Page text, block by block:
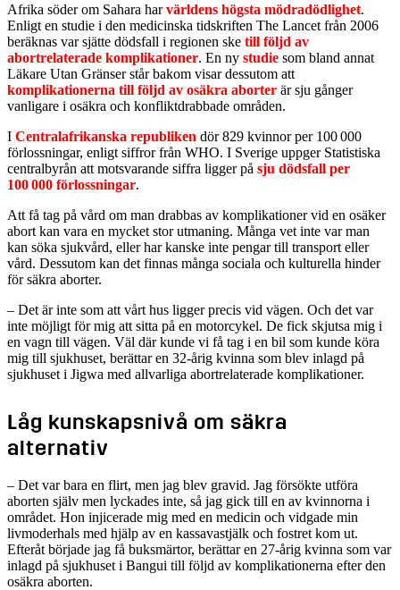
Afrika söder om Sahara harvärldens högsta mödradödlighet.
Enligt en studie i den medicinska tidskriften The Lancet från 2006
beräknas var sjätte dödsfall i regionen ske till följd av
abortrelaterade komplikationer. En ny studie som bland annat
Läkare Utan Gränser står bakom visar dessutom att
komplikationerna till följd av osäkra aborter är sju gånger
vanligare i osäkra och konfliktdrabbade områden.
I Centralafrikanska republiken dör 829 kvinnor per 100 000
förlossningar, enligt siffror från WHO. I Sverige uppger Statistiska
centralbyrån att motsvarande siffra ligger på sju dödsfall per
100 000 förlossningar.
Att få tag på vård om man drabbas av komplikationer vid en osäker
abort kan vara en mycket stor utmaning. Många vet inte var man
kan söka sjukvård, eller har kanske inte pengar till transport eller
vård. Dessutom kan det finnas många sociala och kulturella hinder
för säkra aborter.
‒ Det är inte som att vårt hus ligger precis vid vägen. Och det var
inte möjligt för mig att sitta på en motorcykel. De fick skjutsa mig i
en vagn till vägen. Väl där kunde vi få tag i en bil som kunde köra
mig till sjukhuset, berättar en 32-årig kvinna som blev inlagd på
sjukhuset i Jigwa med allvarliga abortrelaterade komplikationer.
Låg kunskapsnivå om säkra
alternativ
‒ Det var bara en flirt, men jag blev gravid. Jag försökte utföra
aborten själv men lyckades inte, så jag gick till en av kvinnorna i
området. Hon injicerade mig med en medicin och vidgade min
livmoderhals med hjälp av en kassavastjälk och fostret kom ut.
Efteråt började jag få buksmärtor, berättar en 27-årig kvinna som var
inlagd på sjukhuset i Bangui till följd av komplikationerna efter den
osäkra aborten.